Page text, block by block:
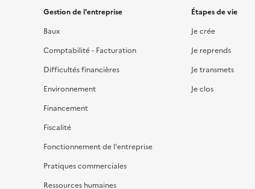
Gestion de l'entreprise
Baux
Comptabilité - Facturation
Difficultés financières
Environnement
Financement
Fiscalité
Fonctionnement de l'entreprise
Pratiques commerciales
Ressources humaines
Étapes de vie
Je crée
Je reprends
Je transmets
Je clos